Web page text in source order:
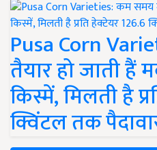
Pusa Corn
तैयार हो जाती हैं
किस्में, मिलती है
क्विंटल तक